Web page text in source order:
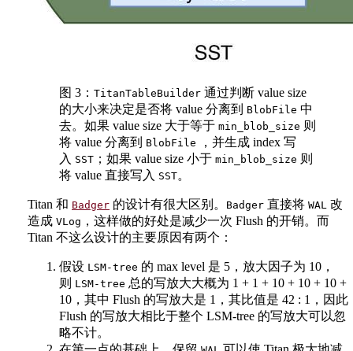
图 3： TitanTableBuilder 通过判断 value size
的大小来决定是否将 value 分离到 BlobFile 中
去。如果 value size 大于等于 min_blob_size 则
将 value 分离到 BlobFile
，并生成 index 写
入 SST ；如果 value size 小于 min_blob_size 则
将 value 直接写入 SST。
Titan 和 Badger 的设计有很大区别。 Badger 直接将 WAL 改
造成 VLog ，这样做的好处是减少一次 Flush 的开销。而
Titan 不这么设计的主要原因有两个：
假设 LSM-tree 的 max level 是 5，放大因子为 10，
则 LSM-tree 总的写放大大概为 1 + 1 + 10 + 10 + 10 +
10，其中 Flush 的写放大是 1，其比值是 42 : 1，因此
Flush 的写放大相比于整个 LSM-tree 的写放大可以忽
略不计。